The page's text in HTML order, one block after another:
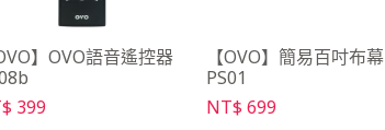
】OVO語音遙控器
399
【OVO】簡易百吋布幕
PS01
NT$ 699